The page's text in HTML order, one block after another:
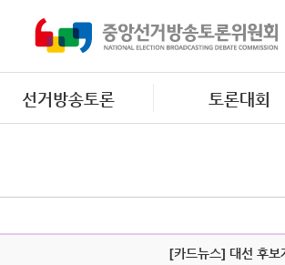
선거방송토론 토론대회
[카드뉴스] 대선 후보